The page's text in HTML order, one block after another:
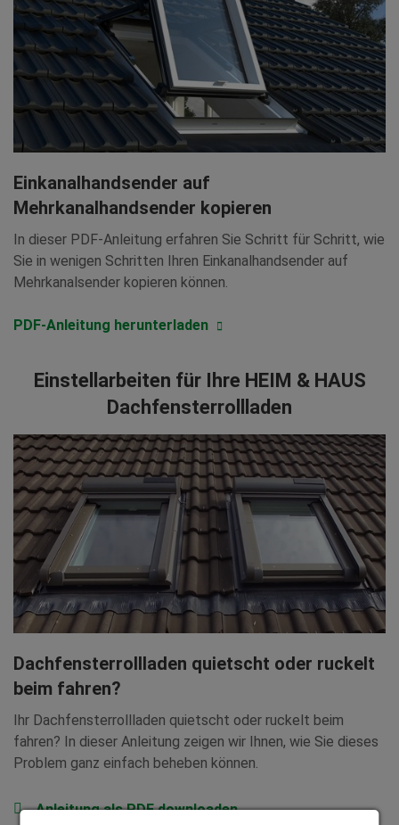
Einkanalhandsender auf
Mehrkanalhandsender kopieren
In dieser PDF-Anleitung erfahren Sie Schritt für Schritt, wie
Sie in wenigen Schritten Ihren Einkanalhandsender auf
Mehrkanalsender kopieren können.
PDF-Anleitung herunterladen
Einstellarbeiten für Ihre HEIM & HAUS
Dachfensterrollladen
Dachfensterrollladen quietscht oder ruckelt
beim fahren?
Ihr Dachfensterrollladen quietscht oder ruckelt beim
fahren? In dieser Anleitung zeigen wir Ihnen, wie Sie dieses
Problem ganz einfach beheben können.
Anleitung als PDF downloaden